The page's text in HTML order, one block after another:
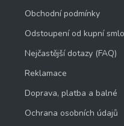
Obchodní podmínky
Odstoupení od kupní
Nejčastější dotazy (FAQ)
Reklamace
Doprava, platba a balné
Ochrana osobních údajů